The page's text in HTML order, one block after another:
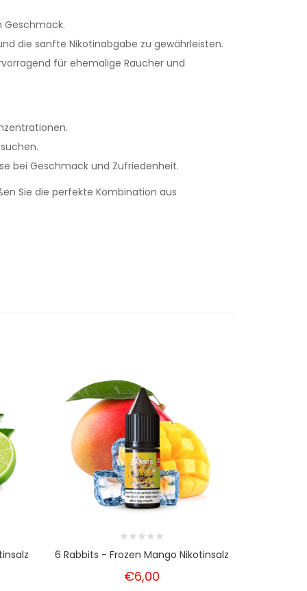
Geschmack.
die sanfte Nikotinabgabe zu gewährleisten.
für ehemalige Raucher und
bei Geschmack und Zufriedenheit.
Sie die perfekte Kombination aus
6 Rabbits - Frozen Mango Nikotinsalz
€6,00